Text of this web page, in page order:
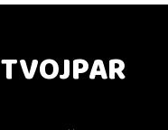
TVOJPAR